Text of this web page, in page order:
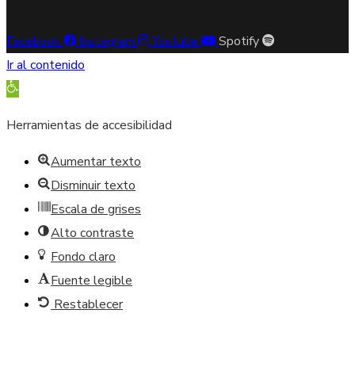
Facebook Instagram Youtube
Spotify
Ir al contenido
Abrir barra de herramientas
Herramientas de accesibilidad
Aumentar texto
Disminuir texto
Escala de grises
Alto contraste
Fondo claro
Fuente legible
Restablecer